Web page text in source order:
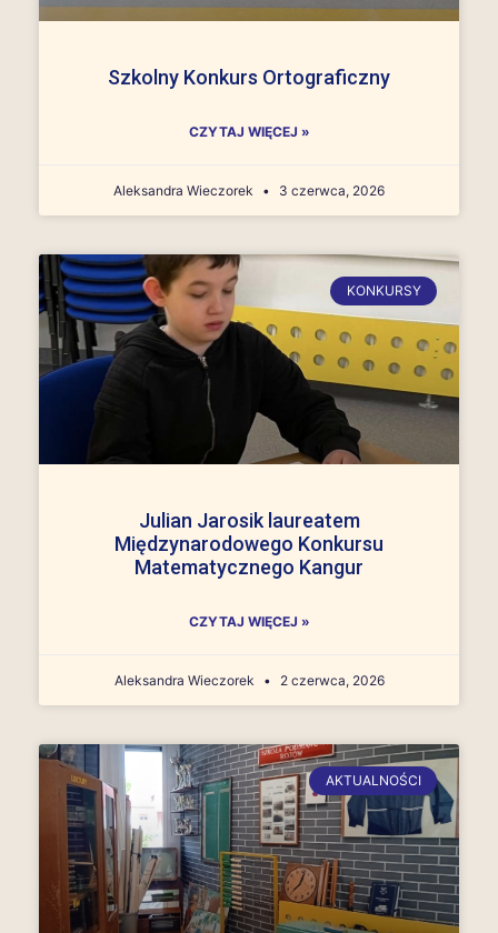
Szkolny Konkurs Ortograficzny
CZYTAJ WIĘCEJ »
Aleksandra Wieczorek 3 czerwca, 2026
KONKURSY
Julian Jarosik laureatem
Międzynarodowego Konkursu
Matematycznego Kangur
CZYTAJ WIĘCEJ »
Aleksandra Wieczorek 2 czerwca, 2026
AKTUALNOŚCI